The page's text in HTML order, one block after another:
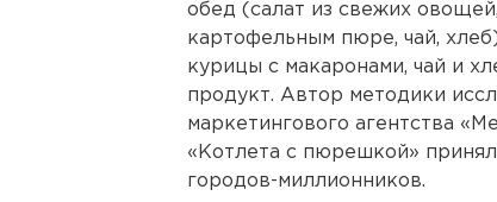
обед (салат из свежих
картофельным пюре, чай,
курицы с макаронами, чай и
продукт. Автор методики
маркетингового агентства
«Котлета с пюрешкой»
городов-миллионников.